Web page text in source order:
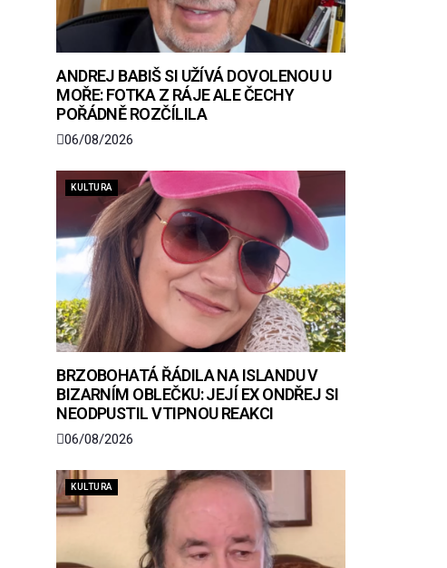
ANDREJ BABIŠ SI UŽÍVÁ DOVOLENOU U
MOŘE: FOTKA Z RÁJE ALE ČECHY
POŘÁDNĚ ROZČÍLILA
06/08/2026
KULTURA
BRZOBOHATÁ ŘÁDILA NA ISLANDU V
BIZARNÍM OBLEČKU: JEJÍ EX ONDŘEJ SI
NEODPUSTIL VTIPNOU REAKCI
06/08/2026
KULTURA